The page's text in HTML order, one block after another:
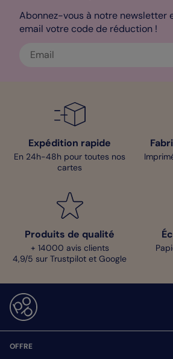
Abonnez-vous à notre newsletter
email votre code de réduction !
Expédition rapide
En 24h-48h pour toutes nos
cartes
Produits de qualité
+ 14000 avis clients
4,9/5 sur Trustpilot et Google
OFFRE